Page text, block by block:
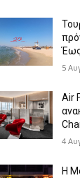
5
Air
4
Η